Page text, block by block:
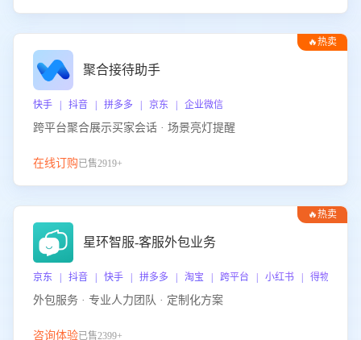
🔥热卖
聚合接待助手
快手 | 抖音 | 拼多多 | 京东 | 企业微信
跨平台聚合展示买家会话 · 场景亮灯提醒
在线订购已售2919+
🔥热卖
星环智服-客服外包业务
京东 | 抖音 | 快手 | 拼多多 | 淘宝 | 跨平台 | 小红书 | 得物 | 企
外包服务 · 专业人力团队 · 定制化方案
咨询体验已售2399+